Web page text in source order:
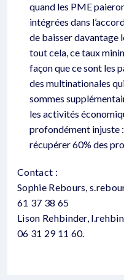
quand les PME
intégrées dans
de baisser davantage
tout cela, ce taux
façon que ce sont les
des multinationales
sommes
les activités
profondément injuste
récupérer 60% des
Contact :
Sophie Rebours,
61 37 38 65
Lison Rehbinder,
06 31 29 11 60.